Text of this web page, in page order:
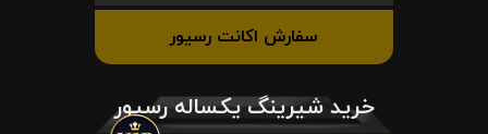
سفارش اکانت رسیور
خرید شیرینگ یکساله رسیور